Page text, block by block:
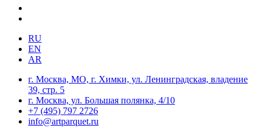
RU
EN
AR
г. Москва, МО, г. Химки, ул. Ленинградская, владение
39, стр. 5
г. Москва, ул. Большая полянка, 4/10
+7 (495) 797 2726
info@artparquet.ru